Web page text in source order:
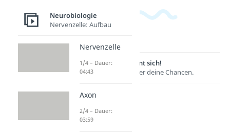
Lernen lohnt sich!
Entdecke hier deine Chancen.
Neurobiologie
Nervenzelle: Aufbau
Nervenzelle
1/4 – Dauer:
04:43
Axon
2/4 – Dauer:
03:59